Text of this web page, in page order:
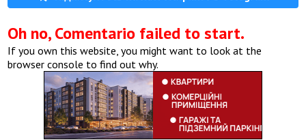
Oh no, Comentario failed to start.
If you own this website, you might want to look at the
browser console to find out why.